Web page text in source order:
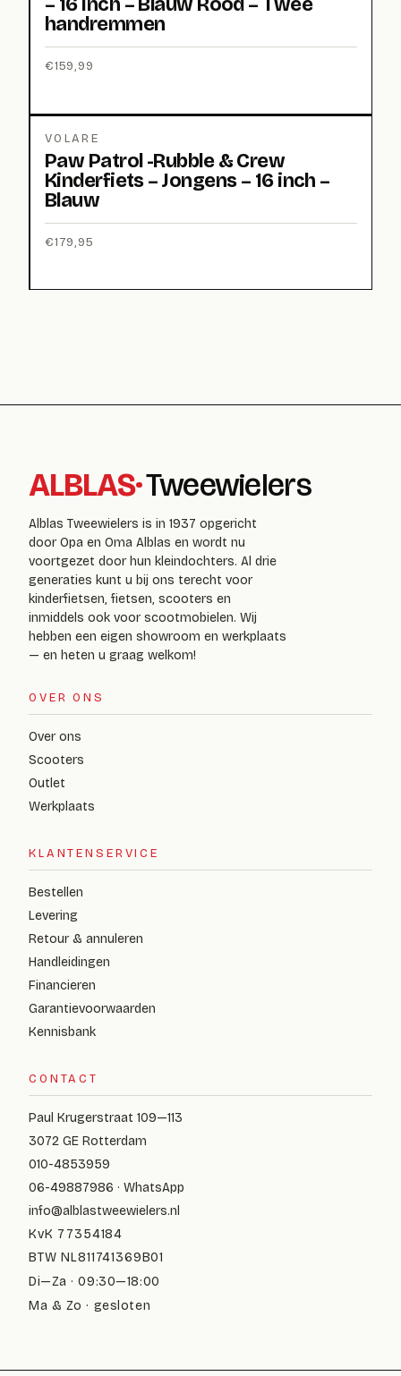
handremmen
€159,99
VOLARE
Paw Patrol -Rubble & Crew
Kinderfiets – Jongens – 16 inch –
Blauw
€179,95
ALBLAS·Tweewielers
Alblas Tweewielers is in 1937 opgericht
door Opa en Oma Alblas en wordt nu
voortgezet door hun kleindochters. Al drie
generaties kunt u bij ons terecht voor
kinderfietsen, fietsen, scooters en
inmiddels ook voor scootmobielen. Wij
hebben een eigen showroom en werkplaats
— en heten u graag welkom!
OVER ONS
Over ons
Scooters
Outlet
Werkplaats
KLANTENSERVICE
Bestellen
Levering
Retour & annuleren
Handleidingen
Financieren
Garantievoorwaarden
Kennisbank
CONTACT
Paul Krugerstraat 109—113
3072 GE Rotterdam
010-4853959
06-49887986 · WhatsApp
info@alblastweewielers.nl
KvK 77354184
BTW NL811741369B01
Di—Za · 09:30—18:00
Ma & Zo · gesloten